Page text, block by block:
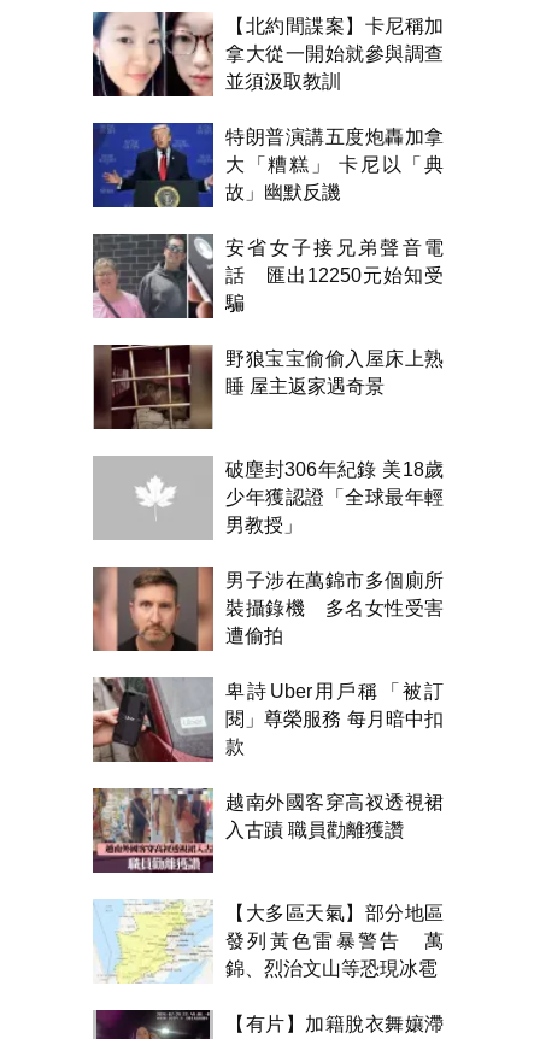
【北約間諜案】卡尼稱加
拿大從一開始就參與調查
並須汲取教訓
特朗普演講五度炮轟加拿
大「糟糕」 卡尼以「典
故」幽默反譏
安省女子接兄弟聲音電
話 匯出12250元始知受
騙
野狼宝宝偷偷入屋床上熟
睡 屋主返家遇奇景
破塵封306年紀錄 美18歲
少年獲認證「全球最年輕
男教授」
男子涉在萬錦市多個廁所
裝攝錄機 多名女性受害
遭偷拍
卑詩Uber用戶稱「被訂
閱」尊榮服務 每月暗中扣
款
越南外國客穿高衩透視裙
入古蹟 職員勸離獲讚
【大多區天氣】部分地區
發列黃色雷暴警告 萬
錦、烈治文山等恐現冰雹
【有片】加籍脫衣舞孃滯